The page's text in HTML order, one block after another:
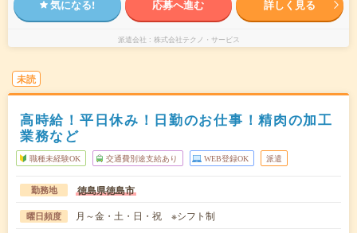
気になる! 応募へ進む 詳しく見る
派遣会社 株式会社テクノ・サービス
未読
高時給！平日休み！日勤のお仕事！精肉の加工
業務など
職種未経験OK 交通費別途支給あり WEB登録OK 派遣
勤務地 徳島県徳島市
曜日頻度 月～金・土・日・祝 ※シフト制